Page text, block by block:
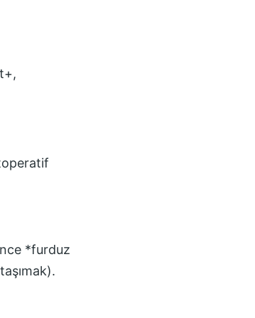
*furduz